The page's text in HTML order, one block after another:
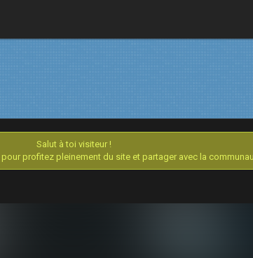
Salut à toi visiteur !
pour profitez pleinement du site et partager avec la